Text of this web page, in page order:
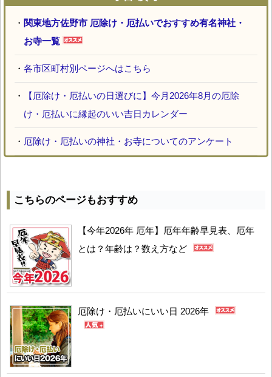
・ 関東地方佐野市 厄除け・厄払いでおすすめ有名神社・
お寺一覧
・ 各市区町村別ページへはこちら
・
【厄除け・厄払いの日選びに】今月2026年8月の厄除
け・厄払いに縁起のいい吉日カレンダー
・ 厄除け・厄払いの神社・お寺についてのアンケート
こちらのページもおすすめ
【今年2026年 厄年】厄年年齢早見表、厄年
とは？年齢は？数え方など
厄除け・厄払いにいい日 2026年